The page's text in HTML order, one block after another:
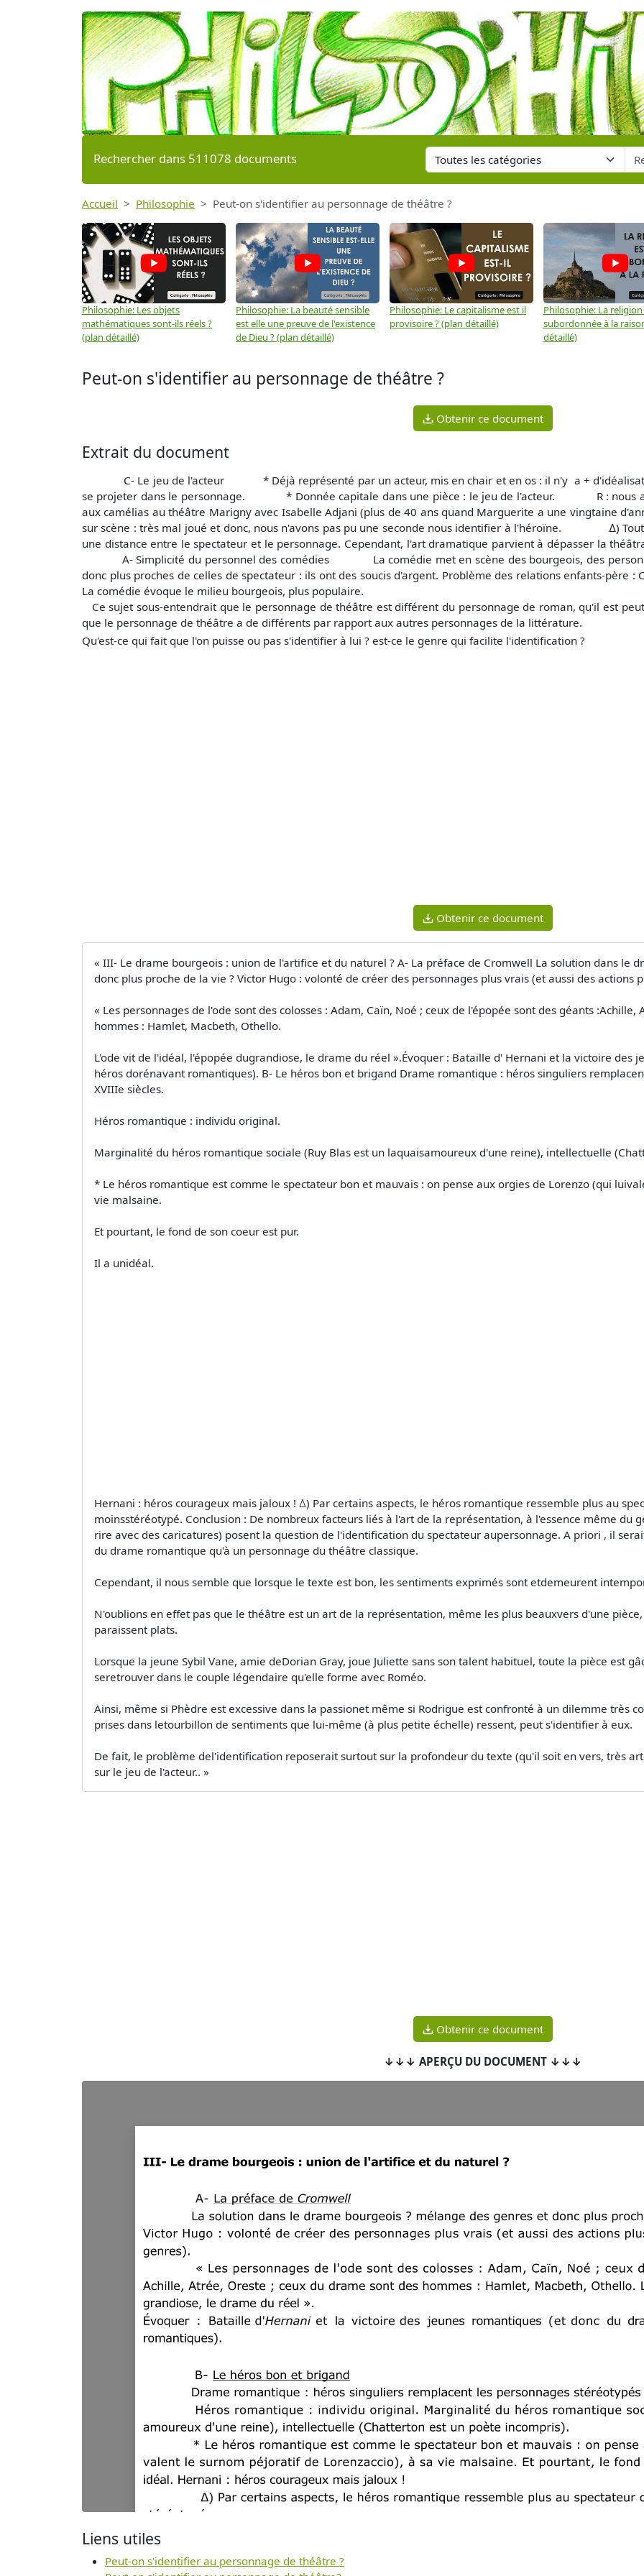
Rechercher dans 511078 documents
Accueil Philosophie Peut-on s'identifier au personnage de théâtre ?
Philosophie: Les objets
mathématiques sont-ils réels ?
(plan détaillé)
Philosophie: La beauté sensible
est elle une preuve de l'existence
de Dieu ? (plan détaillé)
Philosophie: Le capitalisme est il
provisoire ? (plan détaillé)
Philosophie: La
subordonnée à la
détaillé)
Peut-on s'identifier au personnage de théâtre ?
Obtenir ce document
Extrait du document
C- Le jeu de l'acteur * Déjà représenté par un acteur, mis en chair et en os : il n'y a +
se projeter dans le personnage. * Donnée capitale dans une pièce : le jeu de l'acteur. R : nous
aux camélias au théâtre Marigny avec Isabelle Adjani (plus de 40 ans quand Marguerite a une vingtaine
sur scène : très mal joué et donc, nous n'avons pas pu une seconde nous identifier à l'héroïne. ∆) Tout
une distance entre le spectateur et le personnage. Cependant, l'art dramatique parvient à dépasser la
A- Simplicité du personnel des comédies La comédie met en scène des bourgeois, des
donc plus proches de celles de spectateur : ils ont des soucis d'argent. Problème des relations enfants-père :
La comédie évoque le milieu bourgeois, plus populaire.
Ce sujet sous-entendrait que le personnage de théâtre est différent du personnage de roman, qu'il est
que le personnage de théâtre a de différents par rapport aux autres personnages de la littérature.
Qu'est-ce qui fait que l'on puisse ou pas s'identifier à lui ? est-ce le genre qui facilite l'identification ?
Obtenir ce document
« III- Le drame bourgeois : union de l'artifice et du naturel ? A- La préface de Cromwell La solution dans le
donc plus proche de la vie ? Victor Hugo : volonté de créer des personnages plus vrais (et aussi des actions
« Les personnages de l'ode sont des colosses : Adam, Caïn, Noé ; ceux de l'épopée sont des géants
hommes : Hamlet, Macbeth, Othello.
L'ode vit de l'idéal, l'épopée dugrandiose, le drame du réel ».Évoquer : Bataille d' Hernani et la victoire des
héros dorénavant romantiques). B- Le héros bon et brigand Drame romantique : héros singuliers
XVIIIe siècles.
Héros romantique : individu original.
Marginalité du héros romantique sociale (Ruy Blas est un laquaisamoureux d'une reine), intellectuelle
* Le héros romantique est comme le spectateur bon et mauvais : on pense aux orgies de Lorenzo (qui
vie malsaine.
Et pourtant, le fond de son coeur est pur.
Il a unidéal.
Hernani : héros courageux mais jaloux ! ∆) Par certains aspects, le héros romantique ressemble plus au
moinsstéréotypé. Conclusion : De nombreux facteurs liés à l'art de la représentation, à l'essence même du
rire avec des caricatures) posent la question de l'identification du spectateur aupersonnage. A priori , il
du drame romantique qu'à un personnage du théâtre classique.
Cependant, il nous semble que lorsque le texte est bon, les sentiments exprimés sont etdemeurent
N'oublions en effet pas que le théâtre est un art de la représentation, même les plus beauxvers d'une
paraissent plats.
Lorsque la jeune Sybil Vane, amie deDorian Gray, joue Juliette sans son talent habituel, toute la pièce est
seretrouver dans le couple légendaire qu'elle forme avec Roméo.
Ainsi, même si Phèdre est excessive dans la passionet même si Rodrigue est confronté à un dilemme très
prises dans letourbillon de sentiments que lui-même (à plus petite échelle) ressent, peut s'identifier à eux.
De fait, le problème del'identification reposerait surtout sur la profondeur du texte (qu'il soit en vers, très
sur le jeu de l'acteur.. »
Obtenir ce document
↓↓↓ APERÇU DU DOCUMENT ↓↓↓
Liens utiles
Peut-on s'identifier au personnage de théâtre ?